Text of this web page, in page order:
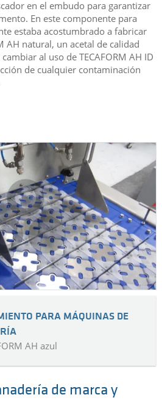
en el embudo para garantizar
En este componente para
estaba acostumbrado a fabricar
AH natural, un acetal de calidad
al uso de TECAFORM AH ID
de cualquier contaminación
PARA MÁQUINAS DE
AH azul
de marca y